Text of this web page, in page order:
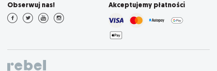
Obserwuj nas! Akceptujemy płatności